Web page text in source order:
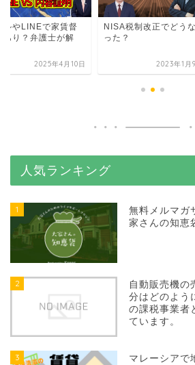
ルやLINEで家賃督
あり？弁護士が解
2025年4月10日
NISA税制改正でどうな
った？
2023年1月
人気ランキング
1
無料メルマガ
家さんの知恵
2
自動販売機の
分はどのよう
の課税事業者
ています。
3
マレーシアで